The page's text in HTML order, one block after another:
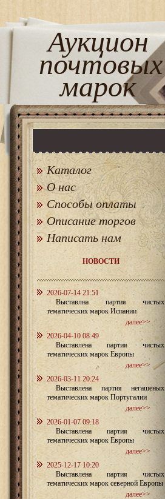
Аукцион
почтовых
марок
Каталог
О нас
Способы оплаты
Описание торгов
Написать нам
НОВОСТИ
2026-07-14 21:51
Выставлна партия чистых
тематических марок Испании
далее>>
2026-04-10 08:49
Выставлена партия чистых
тематических марок Европы
далее>>
2026-03-11 20:24
Выставлена партия негашеных
тематических марок Португалии
далее>>
2026-01-07 09:18
Выставлена партия чистых
тематических марок Европы
далее>>
2025-12-17 10:20
Выставлена партия чистых
тематических марок северной Европы
далее>>